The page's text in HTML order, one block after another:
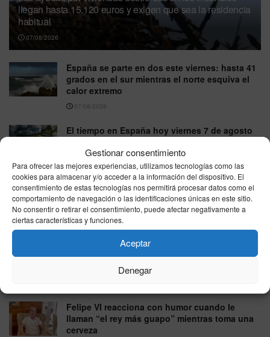
Gestionar consentimiento
Para ofrecer las mejores experiencias, utilizamos tecnologías como las
cookies para almacenar y/o acceder a la información del dispositivo. El
consentimiento de estas tecnologías nos permitirá procesar datos como el
comportamiento de navegación o las identificaciones únicas en este sitio.
No consentir o retirar el consentimiento, puede afectar negativamente a
ciertas características y funciones.
Aceptar
Denegar
llegan hasta 15.120 euros y exigen que sea la residencia
habitual
07/08/2026
España se parte en dos este viernes: hasta 41
grados en el sur mientras el norte esquiva el
calor extremo
07/08/2026
El tiempo en España hoy viernes 7 de agosto
07/08/2026
Viajar de España a Italia ya no es igual:
controles de pasaporte y colas de hasta 90
minutos
06/08/2026
Madrid asegura que no ha recibido
información sobre los menores migrantes
llegados a Ceuta
Felipe VI reacciona con humor cuando le
llaman “el rey más guapo” mientras toma una
cerveza